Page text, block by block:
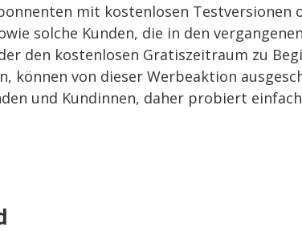
mit kostenlosen Testversionen
solche Kunden, die in den
den kostenlosen Gratiszeitraum zu
können von dieser Werbeaktion
und Kundinnen, daher probiert